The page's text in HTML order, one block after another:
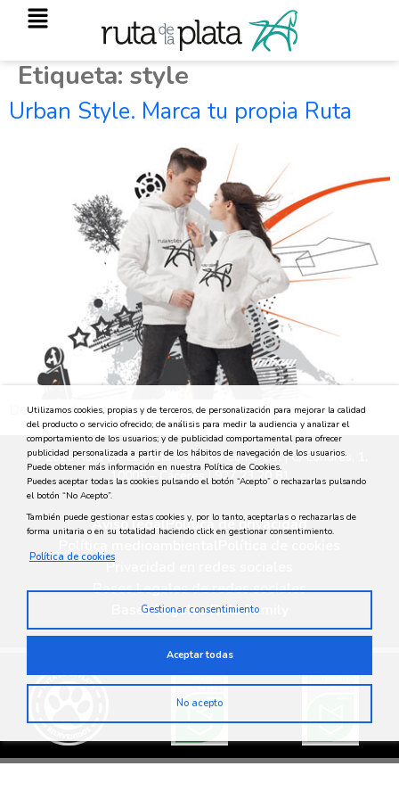
Etiqueta: style
Urban Style. Marca tu propia Ruta
Descubre todas las claves para conseguir un estilo urbano.
© 2026 Ruta De La Plata – Centro Comercial | C/ Londres, 1,
10005 – Cáceres | 927 23 20 81
Aviso legalPolítica de privacidad
Privacidad en redes sociales
Bases Legales de redes sociales
Bases Legales Ruta Family
Utilizamos cookies, propias y de terceros, de personalización para mejorar la calidad
del producto o servicio ofrecido; de análisis para medir la audiencia y analizar el
comportamiento de los usuarios; y de publicidad comportamental para ofrecer
publicidad personalizada a partir de los hábitos de navegación de los usuarios.
Puede obtener más información en nuestra Política de Cookies.
Puedes aceptar todas las cookies pulsando el botón “Acepto” o rechazarlas pulsando
el botón “No Acepto”.
También puede gestionar estas cookies y, por lo tanto, aceptarlas o rechazarlas de
forma unitaria o en su totalidad haciendo click en gestionar consentimiento.
Política de cookies
Gestionar consentimiento
Aceptar todas
No acepto